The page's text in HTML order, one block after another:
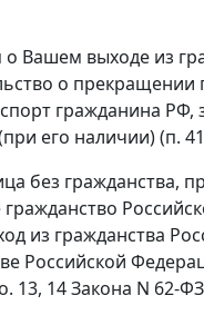
Вашем выходе из
о
гражданина
его наличии) (п.
без гражданства,
из гражданства
Российской
13, 14 Закона N 62-